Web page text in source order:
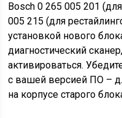
Bosch 0 265 005 201
005 215 (для
установкой нового
диагностический
активироваться.
с вашей версией ПО –
на корпусе старого